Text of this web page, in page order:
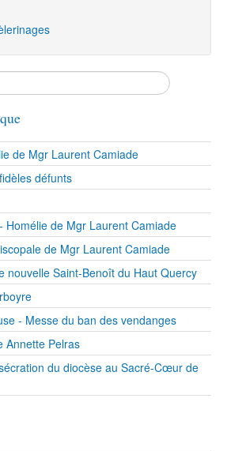
de Mgr Laurent Camiade
défunts
Homélie de Mgr Laurent Camiade
de Mgr Laurent Camiade
nouvelle Saint-Benoît du Haut Quercy
- Messe du ban des vendanges
Annette Pelras
du diocèse au Sacré-Cœur de